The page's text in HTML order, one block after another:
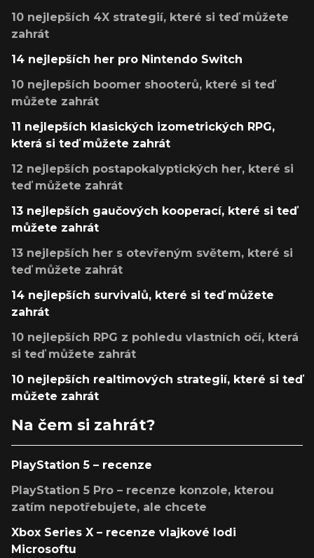
10 nejlepších 4X strategií, které si teď můžete
zahrát
14 nejlepších her pro Nintendo Switch
10 nejlepších boomer shooterů, které si teď
můžete zahrát
11 nejlepších klasických izometrických RPG,
která si teď můžete zahrát
12 nejlepších postapokalyptických her, které si
teď můžete zahrát
13 nejlepších gaučových kooperací, které si teď
můžete zahrát
13 nejlepších her s otevřeným světem, které si
teď můžete zahrát
14 nejlepších survivalů, které si teď můžete
zahrát
10 nejlepších RPG z pohledu vlastních očí, která
si teď můžete zahrát
10 nejlepších realtimových strategií, které si teď
můžete zahrát
Na čem si zahrát?
PlayStation 5 – recenze
PlayStation 5 Pro – recenze konzole, kterou
zatím nepotřebujete, ale chcete
Xbox Series X – recenze vlajkové lodi
Microsoftu